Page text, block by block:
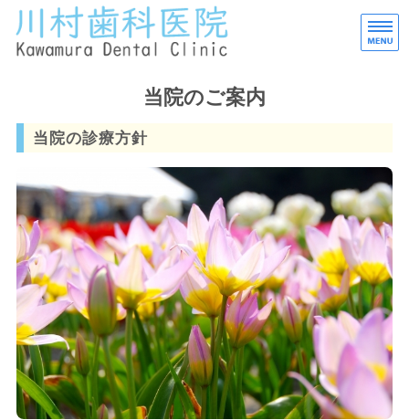
当院のご案内
交通案内
スタッフ
当院のご案内
当院の診療方針